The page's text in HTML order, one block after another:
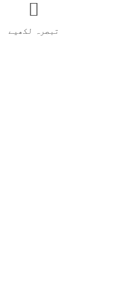
تبصرہ لکھیے